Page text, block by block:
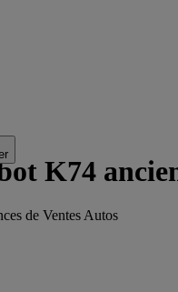
K74
de Ventes Autos